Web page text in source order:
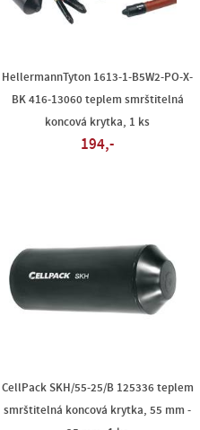
HellermannTyton 1613-1-B5W2-PO-X-
BK 416-13060 teplem smrštitelná
koncová krytka, 1 ks
194,-
CellPack SKH/55-25/B 125336 teplem
smrštitelná koncová krytka, 55 mm -